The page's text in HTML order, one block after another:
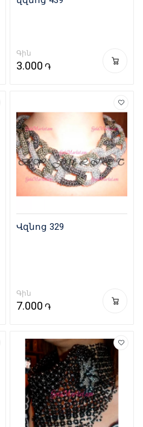
Գին
3.000 ֏
Վզնոց 329
Գին
7.000 ֏